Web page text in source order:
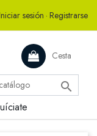
sesión · Registrarse
Cesta
